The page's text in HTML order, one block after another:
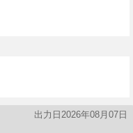
出力日2026年08月07日